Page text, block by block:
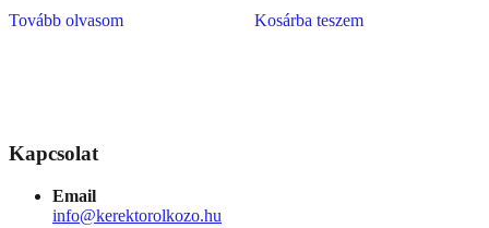
7
3
Tovább olvasom
7
Kosárba teszem
Kapcsolat
Email
info@kerektorolkozo.hu